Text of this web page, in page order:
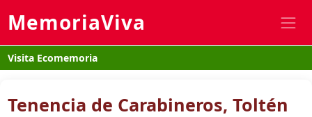
MemoriaViva
Visita Ecomemoria
Tenencia de Carabineros, Toltén